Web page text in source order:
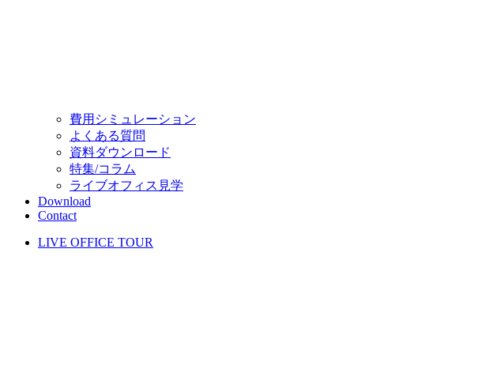
費用シミュレーション
よくある質問
資料ダウンロード
特集/コラム
ライブオフィス見学
Download
Contact
LIVE OFFICE TOUR